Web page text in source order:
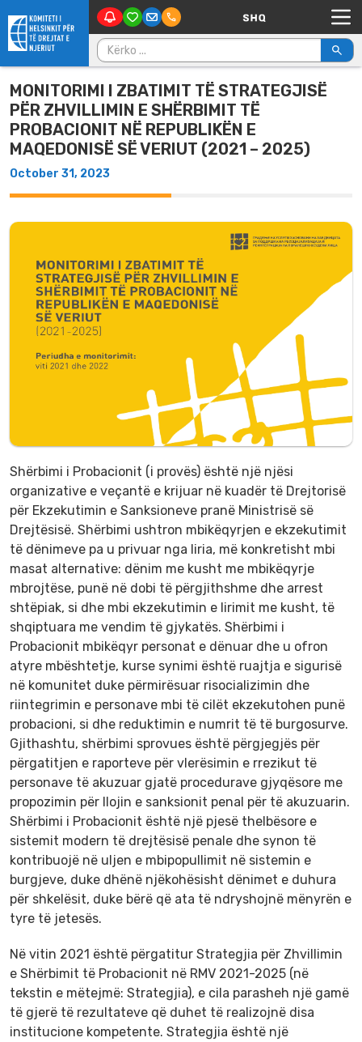
Skip to content Main Navigation
Kërko për:
MONITORIMI I ZBATIMIT TË STRATEGJISË
PËR ZHVILLIMIN E SHËRBIMIT TË
PROBACIONIT NË REPUBLIKËN E
MAQEDONISË SË VERIUT (2021 – 2025)
October 31, 2023
Shërbimi i Probacionit (i provës) është një njësi
organizative e veçantë e krijuar në kuadër të Drejtorisë
për Ekzekutimin e Sanksioneve pranë Ministrisë së
Drejtësisë. Shërbimi ushtron mbikëqyrjen e ekzekutimit
të dënimeve pa u privuar nga liria, më konkretisht mbi
masat alternative: dënim me kusht me mbikëqyrje
mbrojtëse, punë në dobi të përgjithshme dhe arrest
shtëpiak, si dhe mbi ekzekutimin e lirimit me kusht, të
shqiptuara me vendim të gjykatës. Shërbimi i
Probacionit mbikëqyr personat e dënuar dhe u ofron
atyre mbështetje, kurse synimi është ruajtja e sigurisë
në komunitet duke përmirësuar risocializimin dhe
riintegrimin e personave mbi të cilët ekzekutohen punë
probacioni, si dhe reduktimin e numrit të të burgosurve.
Gjithashtu, shërbimi sprovues është përgjegjës për
përgatitjen e raporteve për vlerësimin e rrezikut të
personave të akuzuar gjatë procedurave gjyqësore me
propozimin për llojin e sanksionit penal për të akuzuarin.
Shërbimi i Probacionit është një pjesë thelbësore e
sistemit modern të drejtësisë penale dhe synon të
kontribuojë në uljen e mbipopullimit në sistemin e
burgjeve, duke dhënë njëkohësisht dënimet e duhura
për shkelësit, duke bërë që ata të ndryshojnë mënyrën e
tyre të jetesës.
Në vitin 2021 është përgatitur Strategjia për Zhvillimin
e Shërbimit të Probacionit në RMV 2021-2025 (në
tekstin e mëtejmë: Strategjia), e cila parasheh një gamë
të gjerë të rezultateve që duhet të realizojnë disa
institucione kompetente. Strategjia është një